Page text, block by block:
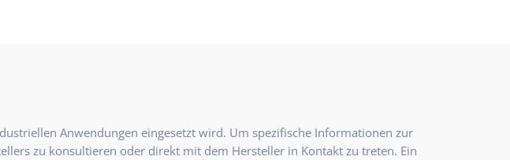
Anwendungen eingesetzt wird. Um spezifische Informationen zur
zu konsultieren oder direkt mit dem Hersteller in Kontakt zu treten. Ein